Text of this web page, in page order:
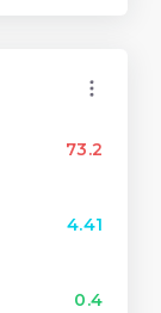
73.2
4.41
0.4